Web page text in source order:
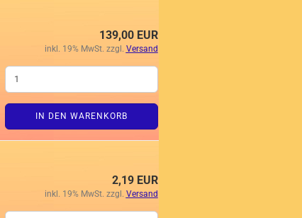
139,00 EUR
inkl. 19% MwSt. zzgl. Versand
IN DEN WARENKORB
2,19 EUR
inkl. 19% MwSt. zzgl. Versand